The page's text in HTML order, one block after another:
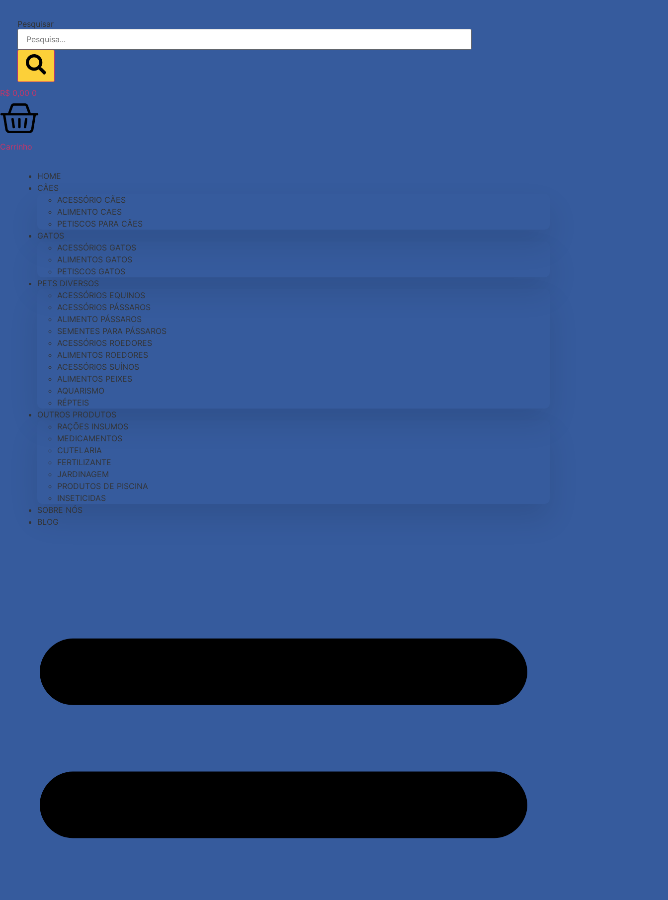
conteúdo
Pesquisar
R$ 0,00 0
Carrinho
HOME
CÃES
ACESSÓRIO CÃES
ALIMENTO CAES
PETISCOS PARA CÃES
GATOS
ACESSÓRIOS GATOS
ALIMENTOS GATOS
PETISCOS GATOS
PETS DIVERSOS
ACESSÓRIOS EQUINOS
ACESSÓRIOS PÁSSAROS
ALIMENTO PÁSSAROS
SEMENTES PARA PÁSSAROS
ACESSÓRIOS ROEDORES
ALIMENTOS ROEDORES
ACESSÓRIOS SUÍNOS
ALIMENTOS PEIXES
AQUARISMO
RÉPTEIS
OUTROS PRODUTOS
RAÇÕES INSUMOS
MEDICAMENTOS
CUTELARIA
FERTILIZANTE
JARDINAGEM
PRODUTOS DE PISCINA
INSETICIDAS
SOBRE NÓS
BLOG